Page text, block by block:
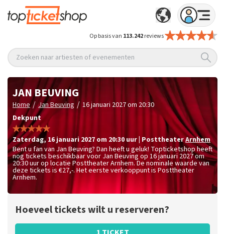
Op basis van 113.242reviews
Zoeken naar artiesten of evenementen
JAN BEUVING
Home / Jan Beuving / 16 januari 2027 om 20:30
Dekpunt
zaterdag, 16 januari 2027 om 20:30 uur PosttheaterArnhem
Bent u fan van Jan Beuving? Dan heeft u geluk! Topticketshop heeft
nog tickets beschikbaar voor Jan Beuving op 16 januari 2027 om
20:30 uur op locatie Posttheater Arnhem. De nominale waarde van
deze tickets is €27,-. Het eerste verkooppunt is Posttheater
Arnhem.
Hoeveel tickets wilt u reserveren?